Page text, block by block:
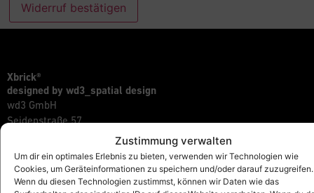
Zustimmung verwalten
Um dir ein optimales Erlebnis zu bieten, verwenden wir Technologien wie
Cookies, um Geräteinformationen zu speichern und/oder darauf zuzugreifen.
Wenn du diesen Technologien zustimmst, können wir Daten wie das
Widerruf bestätigen
Xbrick®
designed by wd3_spatial design
wd3 GmbH
Seidenstraße 57
info@xbrick.eu
+49 711 284 977 20